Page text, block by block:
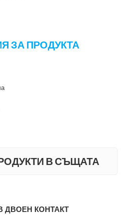
ЗА ПРОДУКТА
В СЪЩАТА
ДВОЕН КОНТАКТ